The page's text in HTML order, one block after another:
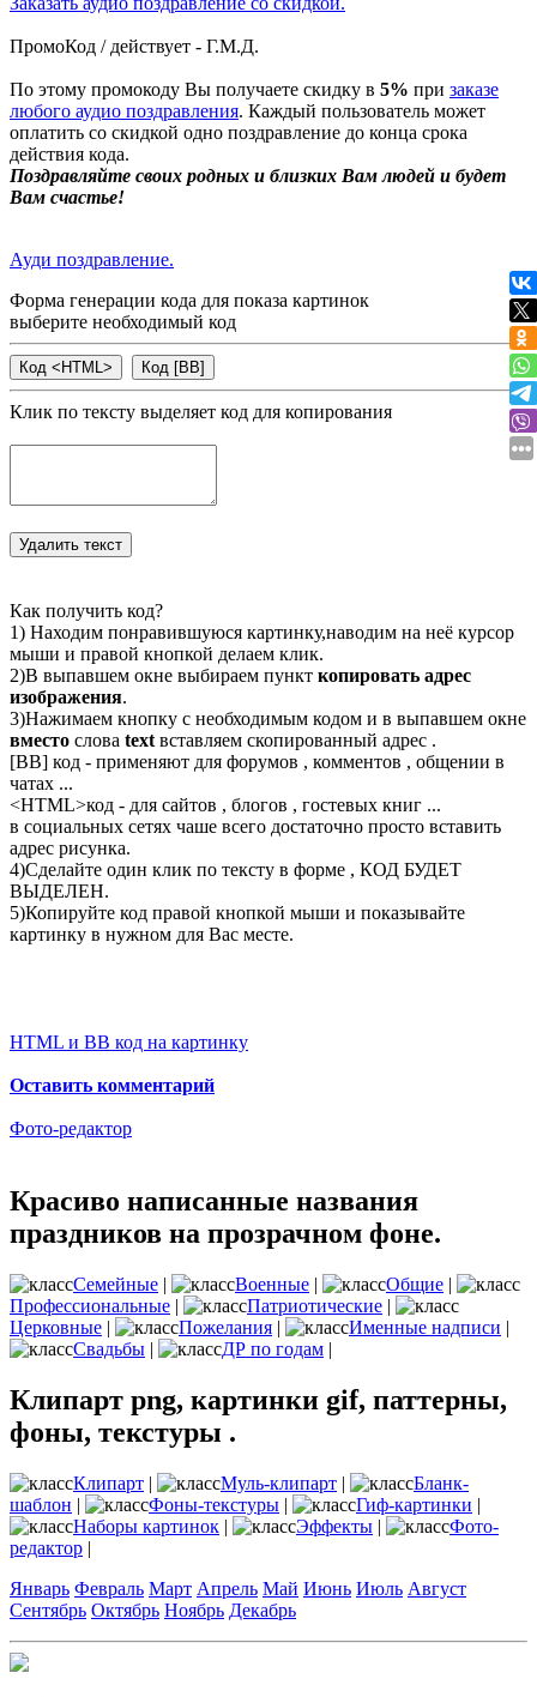
ПромоКод / действует - Г.М.Д.
По этому промокоду Вы получаете скидку в 5% при заказе
любого аудио поздравления. Каждый пользователь может
оплатить со скидкой одно поздравление до конца срока
действия кода.
Поздравляйте своих родных и близких Вам людей и будет
Вам счастье!
Ауди поздравление.
Форма генерации кода для показа картинок
выберите необходимый код
Клик по тексту выделяет код для копирования
Как получить код?
1) Находим понравившуюся картинку,наводим на неё курсор
мыши и правой кнопкой делаем клик.
2)В выпавшем окне выбираем пункт копировать адрес
изображения.
3)Нажимаем кнопку с необходимым кодом и в выпавшем окне
вместо слова text вставляем скопированный адрес .
[BB] код - применяют для форумов , комментов , общении в
чатах ...
<HTML>код - для сайтов , блогов , гостевых книг ...
в социальных сетях чаше всего достаточно просто вставить
адрес рисунка.
4)Сделайте один клик по тексту в форме , КОД БУДЕТ
ВЫДЕЛЕН.
5)Копируйте код правой кнопкой мыши и показывайте
картинку в нужном для Вас месте.
HTML и BB код на картинку
Оставить комментарий
Фото-редактор
Красиво написанные названия
праздников на прозрачном фоне.
Семейные | Военные | Общие |
Профессиональные | Патриотические |
Церковные | Пожелания | Именные надписи |
Свадьбы | ДР по годам |
Клипарт png, картинки gif, паттерны,
фоны, текстуры .
Клипарт | Муль-клипарт |
Бланк-
шаблон | Фоны-текстуры | Гиф-картинки |
Наборы картинок | Эффекты |
Фото-
редактор |
Январь Февраль Март Апрель Май Июнь Июль Август
Сентябрь Октябрь Ноябрь Декабрь